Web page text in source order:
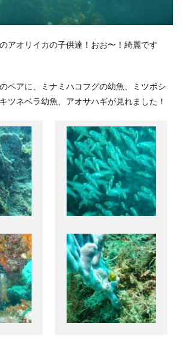
アオリイカの子供達！おお〜！綺麗です
ペアに、ミナミハコフグの幼魚、ミツボシ
ツネベラ幼魚、アオサハギが見れました！